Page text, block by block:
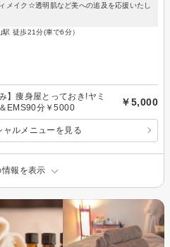
メイク☆透明肌など美への追及を応援いたし
徒歩21分(車で6分）
】痩身屋とっておき!ヤミ
EMS90分￥5000
￥5,000
ャルメニューを見る
報を表示